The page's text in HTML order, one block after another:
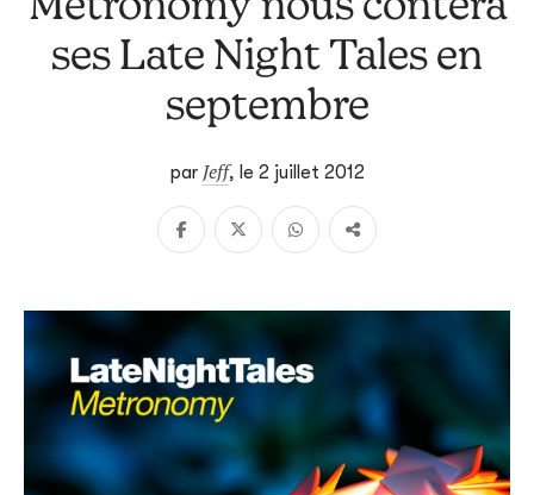
ses Late Night Tales en
septembre
par Jeff, le 2 juillet 2012